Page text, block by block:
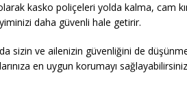
kasko poliçeleri yolda kalma, cam
daha güvenli hale getirir.
sizin ve ailenizin güvenliğini de
en uygun korumayı